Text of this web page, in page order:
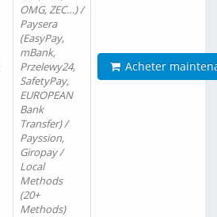
OMG, ZEC…) /
Paysera
(EasyPay,
mBank,
Przelewy24,
SafetyPay,
EUROPEAN
Bank
Transfer) /
Payssion,
Giropay /
Local
Methods
(20+
Methods)
Acheter